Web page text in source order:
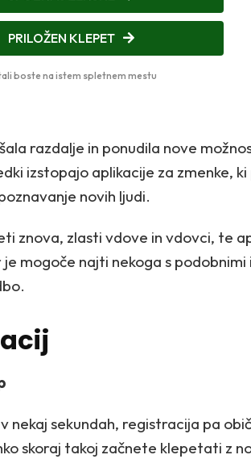
PRILOŽEN KLEPET
boste na istem spletnem mestu
razdalje in ponudila nove
izstopajo aplikacije za zmenke,
novih ljudi.
znova, zlasti vdove in vdovci, te
mogoče najti nekoga s podobnimi
nekaj sekundah, registracija pa
skoraj takoj začnete klepetati z